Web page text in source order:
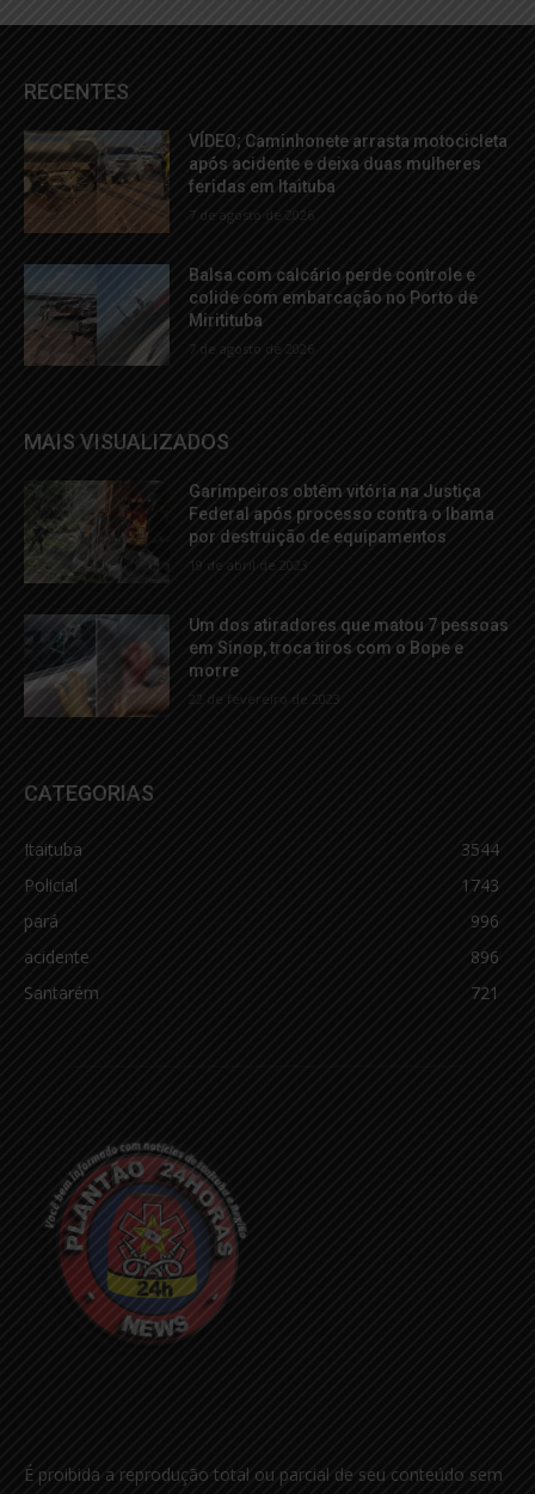
RECENTES
VÍDEO; Caminhonete arrasta motocicleta
após acidente e deixa duas mulheres
feridas em Itaituba
7 de agosto de 2026
Balsa com calcário perde controle e
colide com embarcação no Porto de
Miritituba
7 de agosto de 2026
MAIS VISUALIZADOS
Garimpeiros obtêm vitória na Justiça
Federal após processo contra o Ibama
por destruição de equipamentos
19 de abril de 2023
Um dos atiradores que matou 7 pessoas
em Sinop, troca tiros com o Bope e
morre
22 de fevereiro de 2023
CATEGORIAS
Itaituba
3544
Policial
1743
pará
996
acidente
896
Santarém
721
É proibida a reprodução total ou parcial de seu conteúdo sem